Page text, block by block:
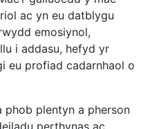
ac yn eu datblygu
emosiynol,
i addasu, hefyd yr
eu profiad cadarnhaol o
plentyn a pherson